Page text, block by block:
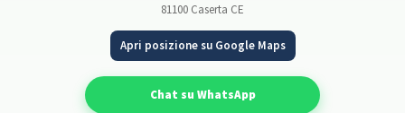
81100 Caserta CE
Apri posizione su Google Maps
Chat su WhatsApp